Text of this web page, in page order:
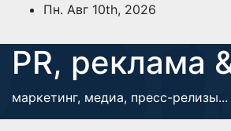
Перейти
содержимому
Пн. Авг 10th, 2026
PR, реклама
маркетинг, медиа, пресс-релизы...